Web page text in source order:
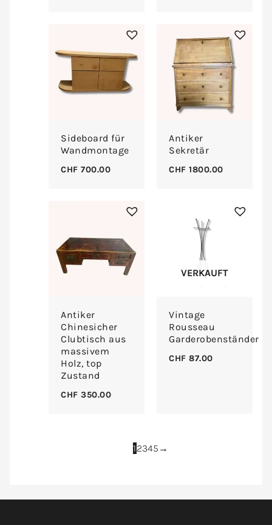
Sideboard für
Wandmontage
CHF 700.00
Antiker
Sekretär
CHF 1800.00
Antiker
Chinesicher
Clubtisch aus
massivem
Holz, top
Zustand
CHF 350.00
VERKAUFT
Vintage
Rousseau
Garderobenständer
CHF 87.00
12345 →